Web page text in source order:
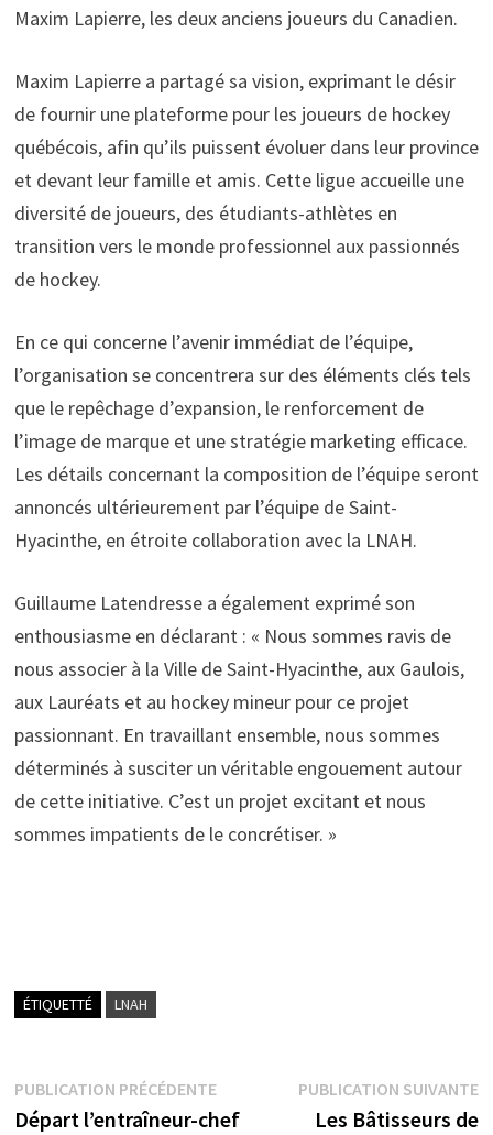
Maxim Lapierre, les deux anciens joueurs du Canadien.
Maxim Lapierre a partagé sa vision, exprimant le désir
de fournir une plateforme pour les joueurs de hockey
québécois, afin qu’ils puissent évoluer dans leur province
et devant leur famille et amis. Cette ligue accueille une
diversité de joueurs, des étudiants-athlètes en
transition vers le monde professionnel aux passionnés
de hockey.
En ce qui concerne l’avenir immédiat de l’équipe,
l’organisation se concentrera sur des éléments clés tels
que le repêchage d’expansion, le renforcement de
l’image de marque et une stratégie marketing efficace.
Les détails concernant la composition de l’équipe seront
annoncés ultérieurement par l’équipe de Saint-
Hyacinthe, en étroite collaboration avec la LNAH.
Guillaume Latendresse a également exprimé son
enthousiasme en déclarant : « Nous sommes ravis de
nous associer à la Ville de Saint-Hyacinthe, aux Gaulois,
aux Lauréats et au hockey mineur pour ce projet
passionnant. En travaillant ensemble, nous sommes
déterminés à susciter un véritable engouement autour
de cette initiative. C’est un projet excitant et nous
sommes impatients de le concrétiser. »
ÉTIQUETTÉ LNAH
Navigation
PUBLICATION PRÉCÉDENTEPublication
précédente :
Départ l’entraîneur-chef
PUBLICATION SUIVANTE
Les Bâtisseurs de